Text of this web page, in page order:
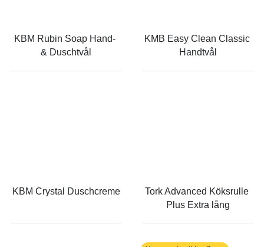
KBM Rubin Soap Hand-
& Duschtvål
KMB Easy Clean Classic
Handtvål
KBM Crystal Duschcreme
Tork Advanced Köksrulle
Plus Extra lång